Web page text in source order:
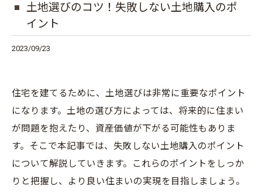
土地選びのコツ！失敗しない土地購入のポ
イント
2023/09/23
住宅を建てるために、土地選びは非常に重要なポイント
になります。土地の選び方によっては、将来的に住まい
が問題を抱えたり、資産価値が下がる可能性もありま
す。そこで本記事では、失敗しない土地購入のポイント
について解説していきます。これらのポイントをしっか
りと把握し、より良い住まいの実現を目指しましょう。